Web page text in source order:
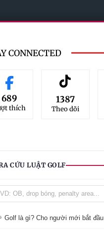
CONNECTED
689
thích
1387
Theo dõi
CỨU LUẬT GOLF
Golf là gì? Cho người mới bắt đầu